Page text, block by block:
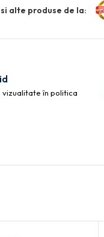
alte produse de la:
în politica